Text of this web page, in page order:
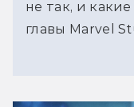
не так, и
главы Marvel